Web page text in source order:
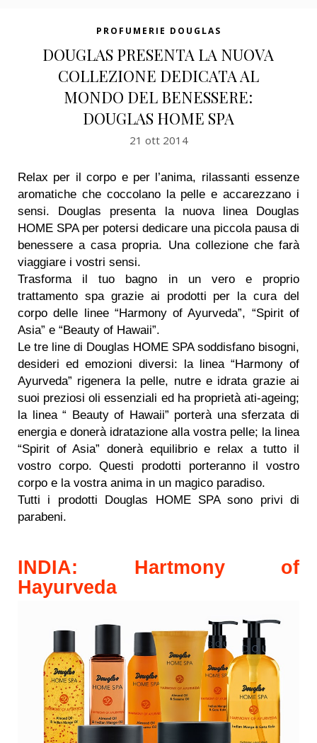
PROFUMERIE DOUGLAS
DOUGLAS PRESENTA LA NUOVA
COLLEZIONE DEDICATA AL
MONDO DEL BENESSERE:
DOUGLAS HOME SPA
21 ott 2014
Relax per il corpo e per l’anima, rilassanti essenze
aromatiche che coccolano la pelle e accarezzano i
sensi. Douglas presenta la nuova linea Douglas
HOME SPA per potersi dedicare una piccola pausa di
benessere a casa propria. Una collezione che farà
viaggiare i vostri sensi.
Trasforma il tuo bagno in un vero e proprio
trattamento spa grazie ai prodotti per la cura del
corpo delle linee “Harmony of Ayurveda”, “Spirit of
Asia” e “Beauty of Hawaii”.
Le tre line di Douglas HOME SPA soddisfano bisogni,
desideri ed emozioni diversi: la linea “Harmony of
Ayurveda” rigenera la pelle, nutre e idrata grazie ai
suoi preziosi oli essenziali ed ha proprietà ati-ageing;
la linea “ Beauty of Hawaii” porterà una sferzata di
energia e donerà idratazione alla vostra pelle; la linea
“Spirit of Asia” donerà equilibrio e relax a tutto il
vostro corpo. Questi prodotti porteranno il vostro
corpo e la vostra anima in un magico paradiso.
Tutti i prodotti Douglas HOME SPA sono privi di
parabeni.
INDIA: Hartmony of
Hayurveda